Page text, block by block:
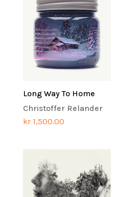
Long Way To Home
Christoffer Relander
kr1,500.00